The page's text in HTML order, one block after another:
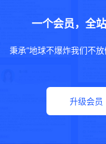
一个会员，全
秉承“地球不爆炸我们不
升级会员